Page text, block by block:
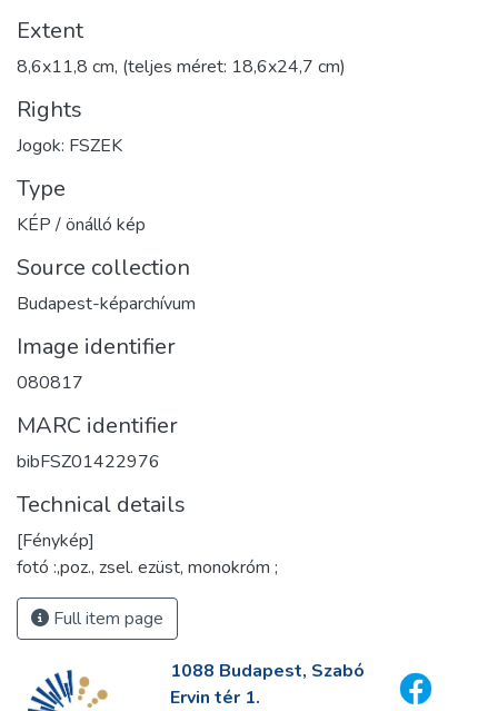
Extent
8,6x11,8 cm, (teljes méret: 18,6x24,7 cm)
Rights
Jogok: FSZEK
Type
KÉP / önálló kép
Source collection
Budapest-képarchívum
Image identifier
080817
MARC identifier
bibFSZ01422976
Technical details
[Fénykép]
fotó :,poz., zsel. ezüst, monokróm ;
Full item page
1088 Budapest, Szabó
Ervin tér 1.